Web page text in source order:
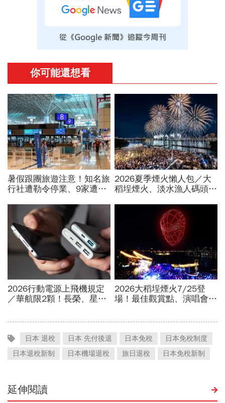
日本 退稅 日本 先付後退 日本免稅
日本免稅制度
日本退稅新制
日本機場退稅 旅日退稅 日本免稅新制
延伸閱讀